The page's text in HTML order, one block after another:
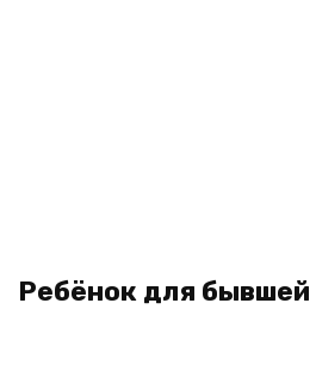
Ребёнок для